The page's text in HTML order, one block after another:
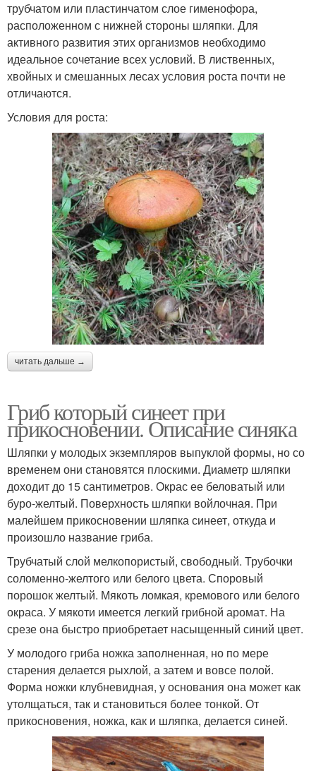
трубчатом или пластинчатом слое гименофора,
расположенном с нижней стороны шляпки. Для
активного развития этих организмов необходимо
идеальное сочетание всех условий. В лиственных,
хвойных и смешанных лесах условия роста почти не
отличаются.
Условия для роста:
читать дальше →
Гриб который синеет при
прикосновении. Описание синяка
Шляпки у молодых экземпляров выпуклой формы, но со
временем они становятся плоскими. Диаметр шляпки
доходит до 15 сантиметров. Окрас ее беловатый или
буро-желтый. Поверхность шляпки войлочная. При
малейшем прикосновении шляпка синеет, откуда и
произошло название гриба.
Трубчатый слой мелкопористый, свободный. Трубочки
соломенно-желтого или белого цвета. Споровый
порошок желтый. Мякоть ломкая, кремового или белого
окраса. У мякоти имеется легкий грибной аромат. На
срезе она быстро приобретает насыщенный синий цвет.
У молодого гриба ножка заполненная, но по мере
старения делается рыхлой, а затем и вовсе полой.
Форма ножки клубневидная, у основания она может как
утолщаться, так и становиться более тонкой. От
прикосновения, ножка, как и шляпка, делается синей.